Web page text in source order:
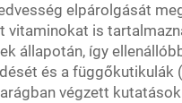
elpárolgását
is
állapotán, így
és a függőkutikulák
végzett